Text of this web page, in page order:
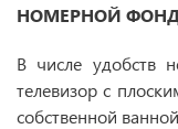
НОМЕРНОЙ
В числе удобств
телевизор с
собственной